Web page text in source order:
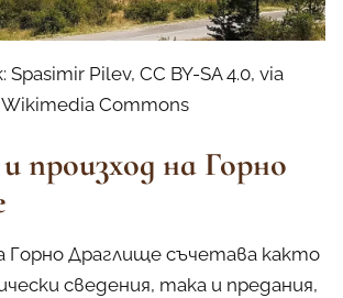
Pilev, CC BY-SA 4.0, via
Wikimedia Commons
произход на Горно
Драглище съчетава както
сведения, така и предания,